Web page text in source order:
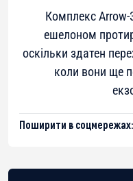
Комплекс
ешелоном
оскільки здатен
коли вони ще
Поширити в соцмережах: